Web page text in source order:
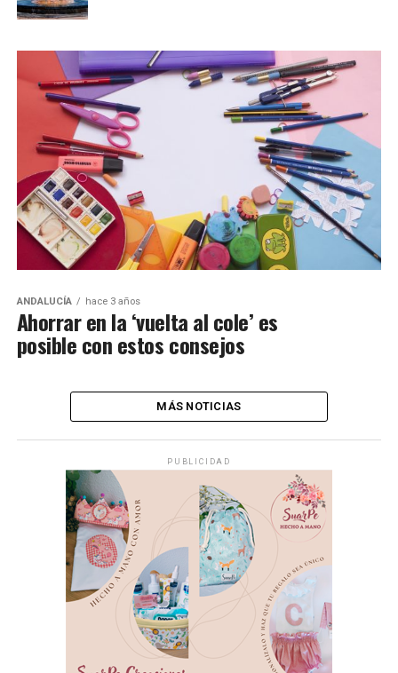
ANDALUCÍA hace 3 años
Ahorrar en la ‘vuelta al cole’ es
posible con estos consejos
MÁS NOTICIAS
PUBLICIDAD